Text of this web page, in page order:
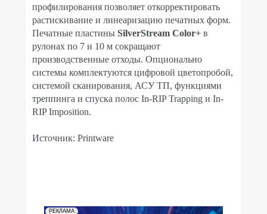
профилирования позволяет откорректировать
растискивание и линеаризацию печатных форм.
Печатные пластины SilverStream Color+ в
рулонах по 7 и 10 м сокращают
производственные отходы. Опционально
системы комплектуются цифровой цветопробой,
системой сканирования, АСУ ТП, функциями
треппинга и спуска полос In-RIP Trapping и In-
RIP Imposition.
Источник: Printware
РЕКЛАМА